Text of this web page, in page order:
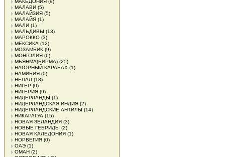
МАКЕДОНИЯ (9)
МАЛАВИ (5)
МАЛАЙЗИЯ (5)
МАЛАЙЯ (1)
МАЛИ (1)
МАЛЬДИВЫ (13)
МАРОККО (3)
МЕКСИКА (12)
МОЗАМБИК (9)
МОНГОЛИЯ (6)
МЬЯНМА(БИРМА) (25)
НАГОРНЫЙ КАРАБАХ (1)
НАМИБИЯ (0)
НЕПАЛ (18)
НИГЕР (0)
НИГЕРИЯ (9)
НИДЕРЛАНДЫ (1)
НИДЕРЛАНДСКАЯ ИНДИЯ (2)
НИДЕРЛАНДСКИЕ АНТИЛЫ (14)
НИКАРАГУА (15)
НОВАЯ ЗЕЛАНДИЯ (3)
НОВЫЕ ГЕБРИДЫ (2)
НОВАЯ КАЛЕДОНИЯ (1)
НОРВЕГИЯ (0)
ОАЭ (1)
ОМАН (2)